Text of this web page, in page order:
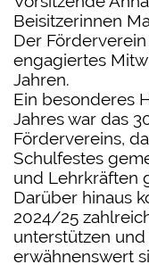
Beisitzerinnen
Der
engagiertes
Jahren.
Ein besonderes
Jahres war das
Fördervereins,
Schulfestes
und Lehrkräften
Darüber hinaus
2024/25
unterstützen
erwähnenswert